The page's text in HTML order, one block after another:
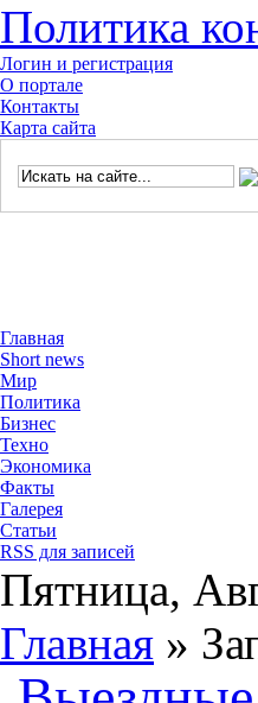
Политика
Логин и регистрация
О портале
Контакты
Карта сайта
Главная
Short news
Мир
Политика
Бизнес
Техно
Экономика
Факты
Галерея
Статьи
RSS для записей
Пятница,
Главная »